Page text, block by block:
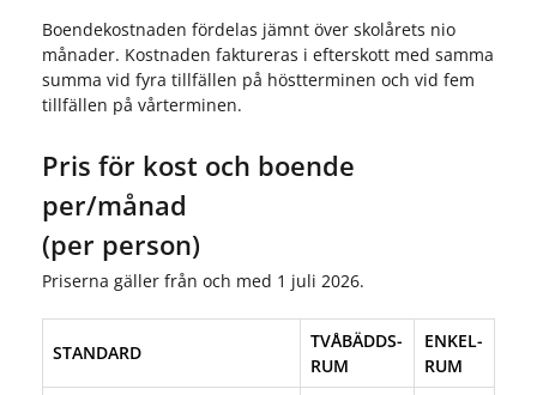
Boendekostnaden fördelas jämnt över skolårets nio
månader. Kostnaden faktureras i efterskott med samma
summa vid fyra tillfällen på höstterminen och vid fem
tillfällen på vårterminen.
Pris för kost och boende
per/månad
(per person)
Priserna gäller från och med 1 juli 2026.
STANDARD
TVÅBÄDDS-
RUM
ENKEL-
RUM